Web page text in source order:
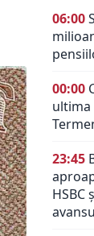
06:00
00:00
ultima
23:45
HSBC